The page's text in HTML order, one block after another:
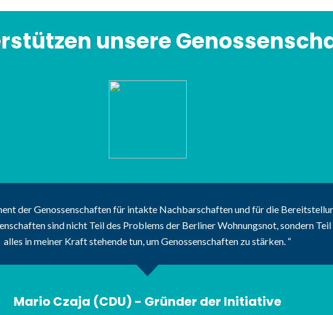
unsere
der Genossenschaften für intakte Nachbarschaften und für die
sind nicht Teil des Problems der Berliner Wohnungsnot, sondern
alles in meiner Kraft stehende tun, um Genossenschaften zu stärken.
Mario Czaja (CDU) - Gründer der Initiative